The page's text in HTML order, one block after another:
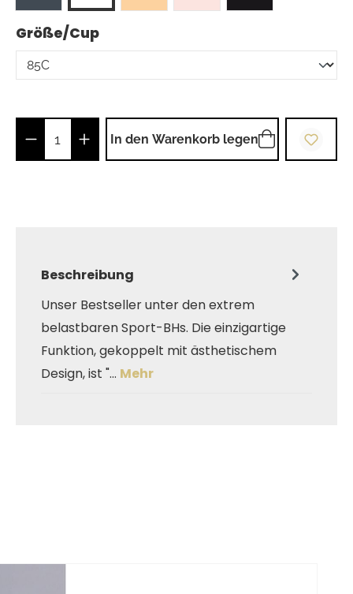
Größe/Cupauswählen
Produkt Anzahl: Gib den gewünschten
In den Warenkorb legen
Beschreibung
Unser Bestseller unter den extrem
belastbaren Sport-BHs. Die einzigartige
Funktion, gekoppelt mit ästhetischem
Design, ist "… Mehr